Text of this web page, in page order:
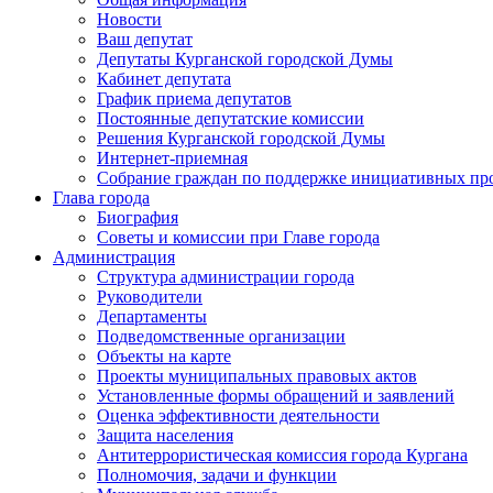
Новости
Ваш депутат
Депутаты Курганской городской Думы
Кабинет депутата
График приема депутатов
Постоянные депутатские комиссии
Решения Курганской городской Думы
Интернет-приемная
Собрание граждан по поддержке инициативных
Глава города
Биография
Советы и комиссии при Главе города
Администрация
Структура администрации города
Руководители
Департаменты
Подведомственные организации
Объекты на карте
Проекты муниципальных правовых актов
Установленные формы обращений и заявлений
Оценка эффективности деятельности
Защита населения
Антитеррористическая комиссия города Кургана
Полномочия, задачи и функции